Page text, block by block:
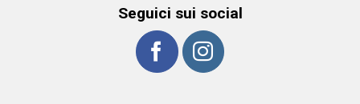
Seguici sui social